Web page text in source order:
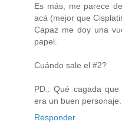
Es más, me parece
acá (mejor que
Capaz me doy una
papel.
Cuándo sale el #2?
PD.: Qué cagada
era un buen personaje.
Responder